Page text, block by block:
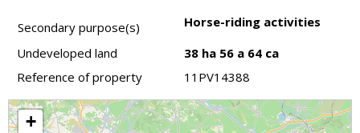
Secondary purpose(s)
Horse-riding activities
Undeveloped land
38 ha 56 a 64 ca
Reference of property
11PV14388
+